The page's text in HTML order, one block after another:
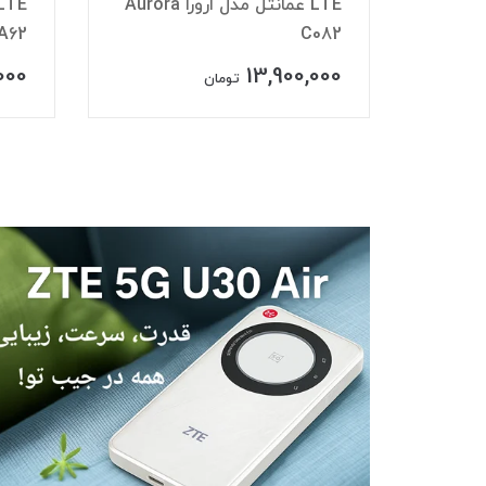
LTE از برند GreenPacket مدل
D5H-EA62
11,300,000 تومان